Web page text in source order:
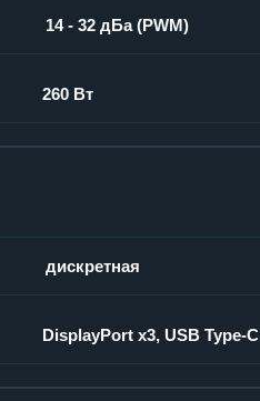
14 - 32 дБа (PWM)
260 Вт
дискретная
DisplayPort x3, USB Type-C